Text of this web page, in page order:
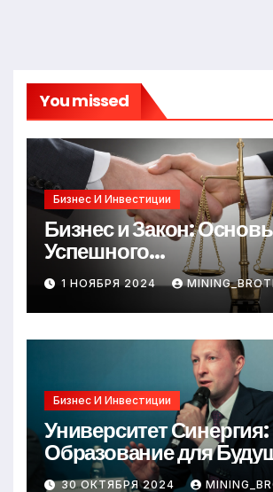
You missed
Бизнес И Инвестиции
Бизнес и Закон:
Успешного
Предпринимательства
1 НОЯБРЯ 2024
Бизнес И Инвестиции
Университет Синергия:
Образование для
30 ОКТЯБРЯ 2024